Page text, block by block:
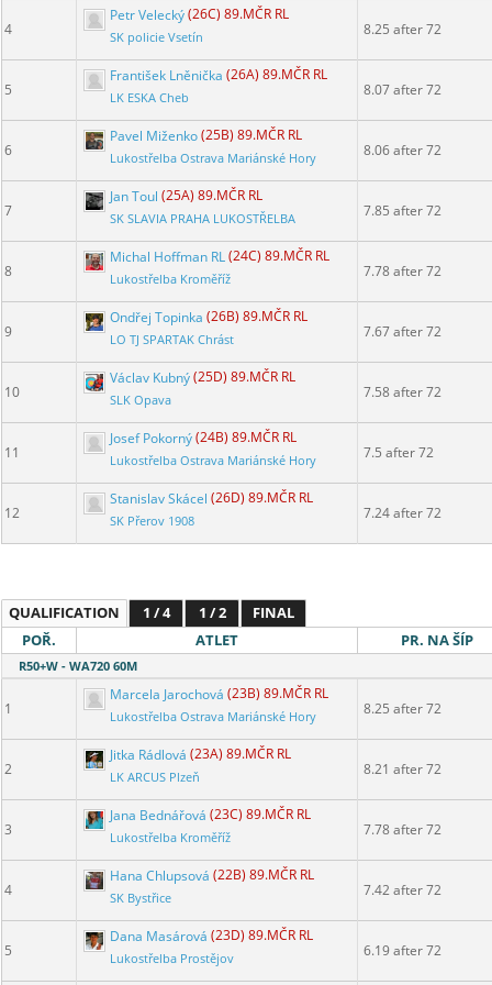
4
Petr Velecký(26C) 89.MČR RL
SK policie Vsetín 8.25 after 72
5
František Lněnička (26A) 89.MČR RL
LK ESKA Cheb 8.07 after 72
6
Pavel Miženko(25B) 89.MČR RL
Lukostřelba Ostrava Mariánské Hory 8.06 after 72
7
Jan Toul (25A) 89.MČR RL
SK SLAVIA PRAHA LUKOSTŘELBA 7.85 after 72
8
Michal Hoffman RL(24C) 89.MČR RL
Lukostřelba Kroměříž 7.78 after 72
9
Ondřej Topinka (26B) 89.MČR RL
LO TJ SPARTAK Chrást 7.67 after 72
10
Václav Kubný(25D) 89.MČR RL
SLK Opava 7.58 after 72
11
Josef Pokorný(24B) 89.MČR RL
Lukostřelba Ostrava Mariánské Hory 7.5 after 72
12
Stanislav Skácel (26D) 89.MČR RL
SK Přerov 1908 7.24 after 72
QUALIFICATION 1 / 4 1 / 2
FINAL
POŘ.
ATLET PR. NA ŠÍP
R50+W - WA720 60M
1
Marcela Jarochová (23B) 89.MČR RL
Lukostřelba Ostrava Mariánské Hory 8.25 after 72
2
Jitka Rádlová (23A) 89.MČR RL
LK ARCUS Plzeň 8.21 after 72
3
Jana Bednářová (23C) 89.MČR RL
Lukostřelba Kroměříž 7.78 after 72
4
Hana Chlupsová (22B) 89.MČR RL
SK Bystřice 7.42 after 72
5
Dana Masárová (23D) 89.MČR RL
Lukostřelba Prostějov 6.19 after 72